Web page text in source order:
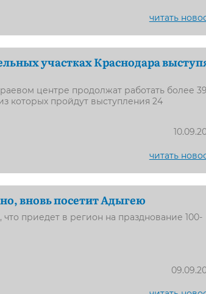
читать
участках Краснодара
центре продолжат работать более
которых пройдут выступления 24
читать
вновь посетит Адыгею
что приедет в регион на празднование 100-